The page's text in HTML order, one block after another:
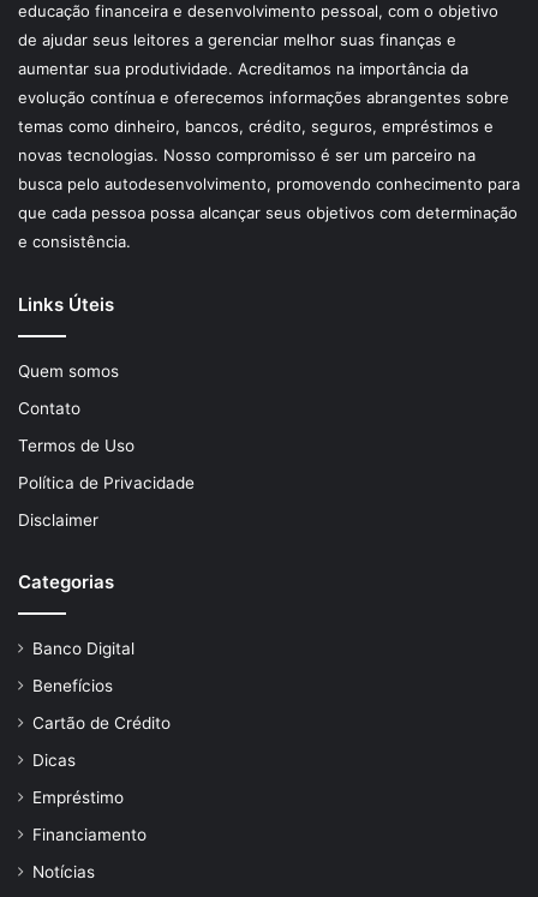
educação financeira e desenvolvimento pessoal, com o objetivo
de ajudar seus leitores a gerenciar melhor suas finanças e
aumentar sua produtividade. Acreditamos na importância da
evolução contínua e oferecemos informações abrangentes sobre
temas como dinheiro, bancos, crédito, seguros, empréstimos e
novas tecnologias. Nosso compromisso é ser um parceiro na
busca pelo autodesenvolvimento, promovendo conhecimento para
que cada pessoa possa alcançar seus objetivos com determinação
e consistência.
Links Úteis
Quem somos
Contato
Termos de Uso
Política de Privacidade
Disclaimer
Categorias
Banco Digital
Benefícios
Cartão de Crédito
Dicas
Empréstimo
Financiamento
Notícias